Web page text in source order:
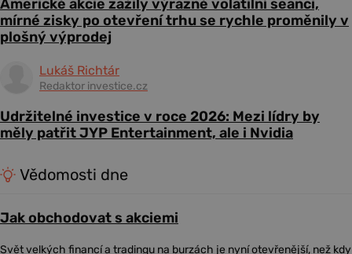
Americké akcie zažily výrazně volatilní seanci,
mírné zisky po otevření trhu se rychle proměnily v
plošný výprodej
Lukáš Richtár
Redaktor investice.cz
Udržitelné investice v roce 2026: Mezi lídry by
měly patřit JYP Entertainment, ale i Nvidia
Vědomosti dne
Jak obchodovat s akciemi
Svět velkých financí a tradingu na burzách je nyní otevřenější, než kdy